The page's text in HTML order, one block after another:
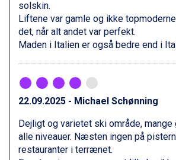
Arabba fra DKK 7.045
La Thuile fra DKK 4.595
Val Thorens fra DKK 5.395
Cervinia fra DKK 5.295
Passo Tonale fra DKK 3.795
Saalbach fra DKK 5.945
Sestriere fra DKK 4.395
Fieberbrunn fra DKK 6.145
Wagrain fra DKK 4.645
solskin.
Liftene var gamle og ikke
det, når alt andet var perfekt.
Maden i Italien er også bedre end i
22.09.2025 - Michael Schønning
Dejligt og varietet ski område,
alle niveauer. Næsten ingen på
restauranter i terrænet.